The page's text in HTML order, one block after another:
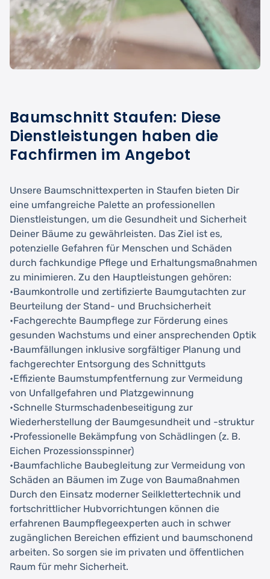
Baumschnitt Staufen: Diese
Dienstleistungen haben die
Fachfirmen im Angebot
Unsere Baumschnittexperten in Staufen bieten Dir
eine umfangreiche Palette an professionellen
Dienstleistungen, um die Gesundheit und Sicherheit
Deiner Bäume zu gewährleisten. Das Ziel ist es,
potenzielle Gefahren für Menschen und Schäden
durch fachkundige Pflege und Erhaltungsmaßnahmen
zu minimieren. Zu den Hauptleistungen gehören:
•Baumkontrolle und zertifizierte Baumgutachten zur
Beurteilung der Stand- und Bruchsicherheit
•Fachgerechte Baumpflege zur Förderung eines
gesunden Wachstums und einer ansprechenden Optik
•Baumfällungen inklusive sorgfältiger Planung und
fachgerechter Entsorgung des Schnittguts
•Effiziente Baumstumpfentfernung zur Vermeidung
von Unfallgefahren und Platzgewinnung
•Schnelle Sturmschadenbeseitigung zur
Wiederherstellung der Baumgesundheit und -struktur
•Professionelle Bekämpfung von Schädlingen (z. B.
Eichen Prozessionsspinner)
•Baumfachliche Baubegleitung zur Vermeidung von
Schäden an Bäumen im Zuge von Baumaßnahmen
Durch den Einsatz moderner Seilklettertechnik und
fortschrittlicher Hubvorrichtungen können die
erfahrenen Baumpflegeexperten auch in schwer
zugänglichen Bereichen effizient und baumschonend
arbeiten. So sorgen sie im privaten und öffentlichen
Raum für mehr Sicherheit.